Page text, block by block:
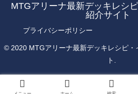
MTGアリーナ最新デッキレシ
紹介サイト
プライバシーポリシー
© 2020 MTGアリーナ最新デッキレシピ・
ト.